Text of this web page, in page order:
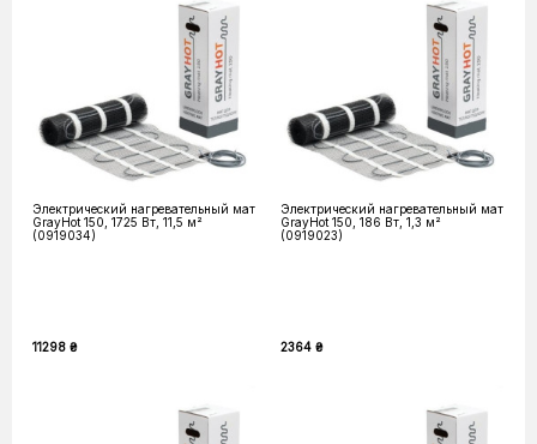
Электрический нагревательный мат
GrayHot 150, 1725 Вт, 11,5 м²
(0919034)
11298 ₴
Электрический нагревательный мат
GrayHot 150, 186 Вт, 1,3 м²
(0919023)
2364 ₴